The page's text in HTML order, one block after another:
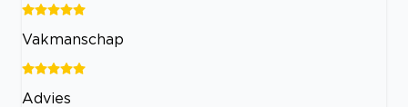
Vakmanschap
Advies